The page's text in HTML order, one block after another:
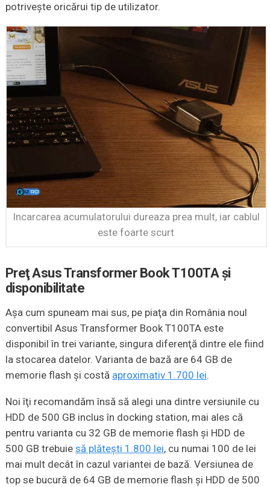
potriveşte oricărui tip de utilizator.
Incarcarea acumulatorului dureaza prea mult, iar cablul
este foarte scurt
Preţ Asus Transformer Book T100TA şi
disponibilitate
Aşa cum spuneam mai sus, pe piaţa din România noul
convertibil Asus Transformer Book T100TA este
disponibil în trei variante, singura diferenţă dintre ele fiind
la stocarea datelor. Varianta de bază are 64 GB de
memorie flash şi costă aproximativ 1.700 lei.
Noi îţi recomandăm însă să alegi una dintre versiunile cu
HDD de 500 GB inclus în docking station, mai ales că
pentru varianta cu 32 GB de memorie flash şi HDD de
500 GB trebuie să plăteşti 1.800 lei, cu numai 100 de lei
mai mult decât în cazul variantei de bază. Versiunea de
top se bucură de 64 GB de memorie flash şi HDD de 500